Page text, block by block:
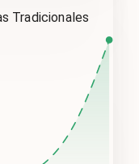
Tradicionales